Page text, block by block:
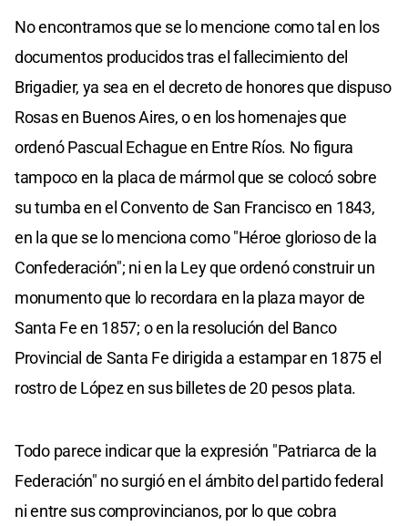
No encontramos que se lo mencione como tal en los
documentos producidos tras el fallecimiento del
Brigadier, ya sea en el decreto de honores que dispuso
Rosas en Buenos Aires, o en los homenajes que
ordenó Pascual Echague en Entre Ríos. No figura
tampoco en la placa de mármol que se colocó sobre
su tumba en el Convento de San Francisco en 1843,
en la que se lo menciona como "Héroe glorioso de la
Confederación"; ni en la Ley que ordenó construir un
monumento que lo recordara en la plaza mayor de
Santa Fe en 1857; o en la resolución del Banco
Provincial de Santa Fe dirigida a estampar en 1875 el
rostro de López en sus billetes de 20 pesos plata.
Todo parece indicar que la expresión "Patriarca de la
Federación" no surgió en el ámbito del partido federal
ni entre sus comprovincianos, por lo que cobra